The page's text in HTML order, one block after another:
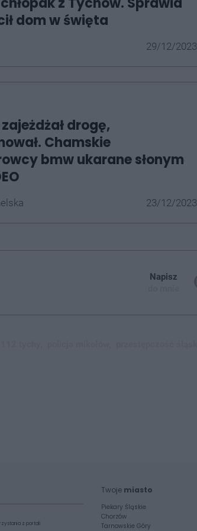
dom w święta
29/12/2023
drogę,
Chamskie
bmw ukarane słonym
23/12/2023
Napisz
z portali
Twoje miasto
Piekary Śląskie
Chorzów
Tarnowskie Góry